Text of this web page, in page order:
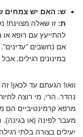
ש: האם יש צמחים
ת: זו שאלה מצוינת!
להתייעץ עם רופא
אם נחשבים
במינונים רגילים,
וואו! הגעתם עד לכאן!
נהדר. הרי, מי רוצה
מרפא קרמינטיביים
מעבר לפינה (או
יעילים בצורה בלתי